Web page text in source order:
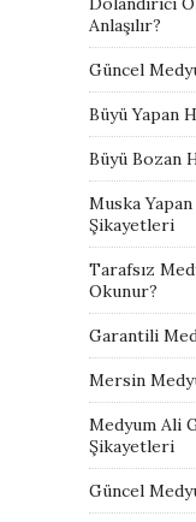
Anlaşılır?
Güncel
Büyü Yapan
Büyü Bozan
Muska
Şikayetleri
Tarafsız
Okunur?
Garantili
Mersin
Medyum Ali
Şikayetleri
Güncel